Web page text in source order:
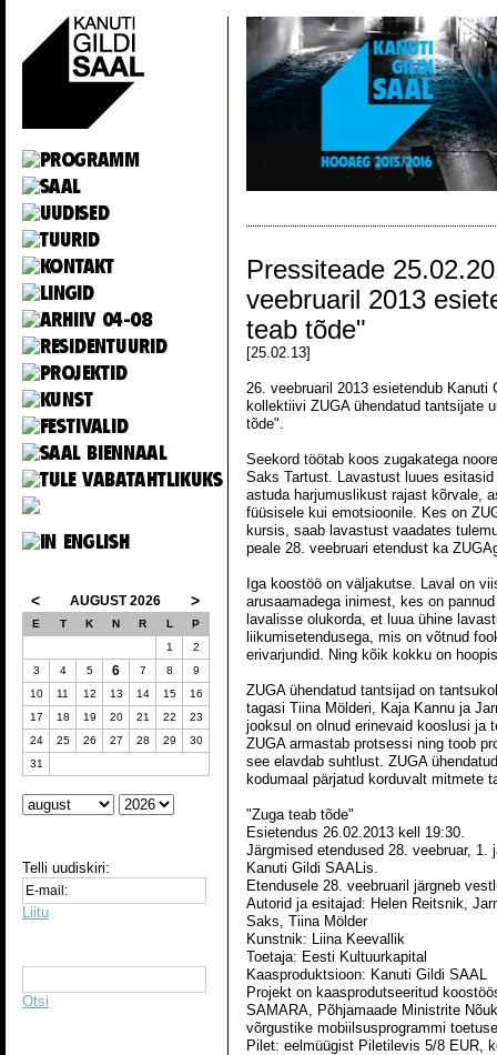
< AUGUST 2026 >
E T K N R L
P
1
2
3
4 5 6 7 8
9
10
11 12 13 14 15
16
17
18 19 20 21 22
23
24
25 26 27 28 29
30
31
Telli uudiskiri:
Liitu
Otsi
Pressiteade
veebruaril 2013
teab tõde"
[25.02.13]
26. veebruaril 2013 esietendub Kanuti
kollektiivi ZUGA ühendatud tantsijate
tõde".
Seekord töötab koos zugakatega
Saks Tartust. Lavastust luues
astuda harjumuslikust rajast kõrvale,
füüsisele kui emotsioonile. Kes on
kursis, saab lavastust vaadates
peale 28. veebruari etendust ka
Iga koostöö on väljakutse. Laval on
arusaamadega inimest, kes on
lavalisse olukorda, et luua ühine
liikumisetendusega, mis on võtnud
erivarjundid. Ning kõik kokku on
ZUGA ühendatud tantsijad on
tagasi Tiina Mölderi, Kaja Kannu ja
jooksul on olnud erinevaid kooslusi ja
ZUGA armastab protsessi ning toob
see elavdab suhtlust. ZUGA
kodumaal pärjatud korduvalt mitmete
"Zuga teab tõde"
Esietendus 26.02.2013 kell 19:30.
Järgmised etendused 28. veebruar,
Kanuti Gildi SAALis.
Etendusele 28. veebruaril järgneb
Autorid ja esitajad: Helen Reitsnik,
Saks, Tiina Mölder
Kunstnik: Liina Keevallik
Toetaja: Eesti Kultuurkapital
Kaasproduktsioon: Kanuti Gildi SAAL
Projekt on kaasprodutseeritud
SAMARA, Põhjamaade Ministrite
võrgustike mobiilsusprogrammi
Pilet: eelmüügist Piletilevis 5/8 EUR,